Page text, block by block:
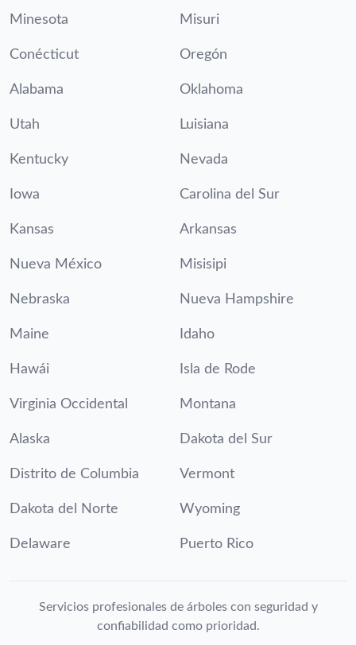
Minesota Misuri
Conécticut Oregón
Alabama Oklahoma
Utah Luisiana
Kentucky Nevada
Iowa Carolina del Sur
Kansas Arkansas
Nueva México Misisipi
Nebraska Nueva Hampshire
Maine Idaho
Hawái Isla de Rode
Virginia Occidental Montana
Alaska Dakota del Sur
Distrito de Columbia Vermont
Dakota del Norte Wyoming
Delaware Puerto Rico
Servicios profesionales de árboles con seguridad y
confiabilidad como prioridad.